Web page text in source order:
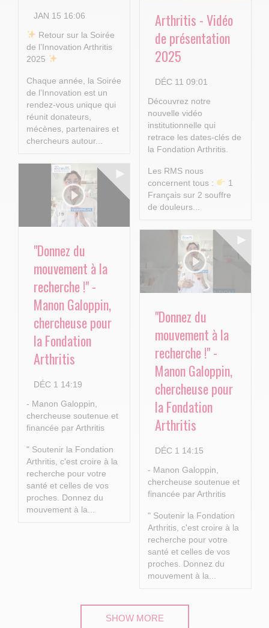
JAN 15 16:06
​ Retour sur la Soirée
de l’Innovation Arthritis
2025
Chaque année, la Soirée
de l’Innovation est un
rendez-vous unique qui
réunit donateurs,
mécènes, partenaires et
chercheurs autour...
Arthritis - Vidéo
de présentation
2025
DÉC 11 09:01
Découvrez notre
nouvelle vidéo
institutionnelle qui
retrace les dates-clés de
la Fondation Arthritis.
Les RMS nous
concernent tous :
1
Français sur 2 souffre
de douleurs...
"Donnez du
mouvement à la
recherche !" -
Manon Galoppin,
chercheuse pour
la Fondation
Arthritis
DÉC 1 14:19
- Manon Galoppin,
chercheuse soutenue et
financée par Arthritis
" Soutenir la Fondation
Arthritis, c'est croire à la
recherche pour votre
santé et celles de vos
proches. Donnez du
mouvement à la...
"Donnez du
mouvement à la
recherche !" -
Manon Galoppin,
chercheuse pour
la Fondation
Arthritis
DÉC 1 14:15
- Manon Galoppin,
chercheuse soutenue et
financée par Arthritis
" Soutenir la Fondation
Arthritis, c'est croire à la
recherche pour votre
santé et celles de vos
proches. Donnez du
mouvement à la...
SHOW MORE